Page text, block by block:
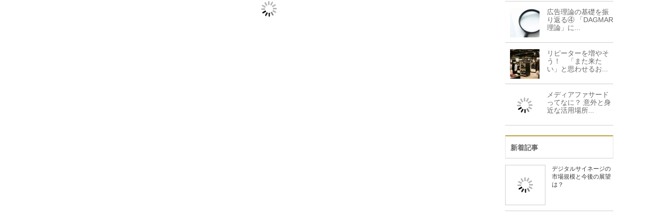
広告理論の基礎を振
り返る④ 「DAGMAR
理論」に...
リピーターを増やそ
う！ 「また来た
い」と思わせるお...
メディアファサード
ってなに？ 意外と身
近な活用場所...
新着記事
デジタルサイネージの
市場規模と今後の展望
は？